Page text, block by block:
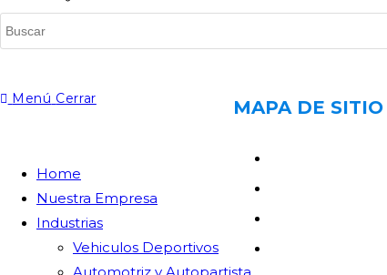
Menú Cerrar
Home
Nuestra Empresa
Industrias
Vehiculos Deportivos
MAPA DE SITIO